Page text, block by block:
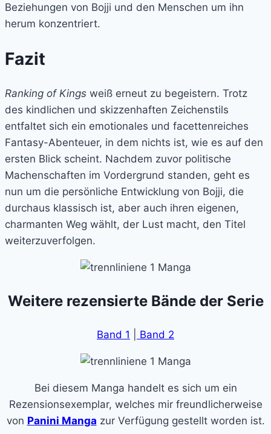
Beziehungen von Bojji und den Menschen um ihn
herum konzentriert.
Fazit
Ranking of Kings weiß erneut zu begeistern. Trotz
des kindlichen und skizzenhaften Zeichenstils
entfaltet sich ein emotionales und facettenreiches
Fantasy-Abenteuer, in dem nichts ist, wie es auf den
ersten Blick scheint. Nachdem zuvor politische
Machenschaften im Vordergrund standen, geht es
nun um die persönliche Entwicklung von Bojji, die
durchaus klassisch ist, aber auch ihren eigenen,
charmanten Weg wählt, der Lust macht, den Titel
weiterzuverfolgen.
Weitere rezensierte Bände der Serie
Band 1 Band 2
Bei diesem Manga handelt es sich um ein
Rezensionsexemplar, welches mir freundlicherweise
von Panini Manga zur Verfügung gestellt worden ist.